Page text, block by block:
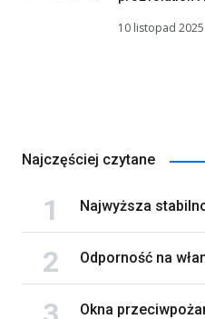
10 listopad 2025
Najczęściej czytane
Najwyższa
Odporność na
Okna